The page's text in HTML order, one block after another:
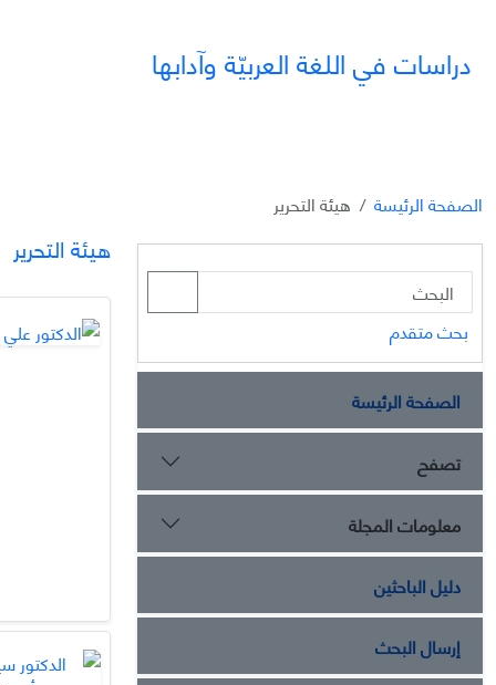
دراسات في اللغة العربيّة وآدابها
الصفحة الرئيسة هيئة التحرير
بحث متقدم
الصفحة الرئيسة
تصفح
معلومات المجلة
دليل الباحثين
إرسال البحث
هيئة التحرير